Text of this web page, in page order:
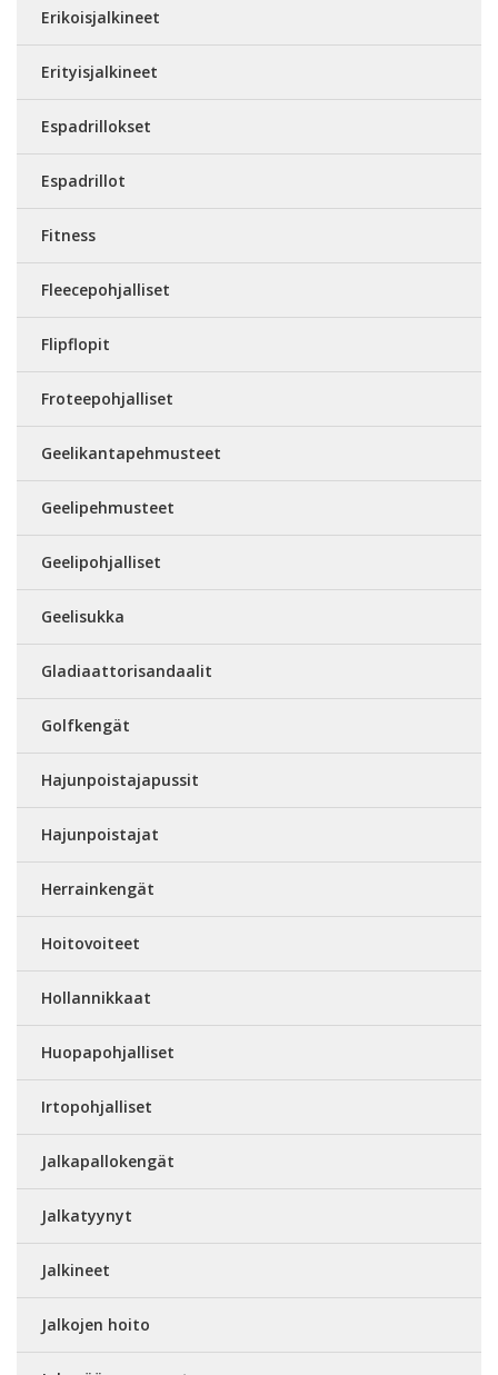
Erikoisjalkineet
Erityisjalkineet
Espadrillokset
Espadrillot
Fitness
Fleecepohjalliset
Flipflopit
Froteepohjalliset
Geelikantapehmusteet
Geelipehmusteet
Geelipohjalliset
Geelisukka
Gladiaattorisandaalit
Golfkengät
Hajunpoistajapussit
Hajunpoistajat
Herrainkengät
Hoitovoiteet
Hollannikkaat
Huopapohjalliset
Irtopohjalliset
Jalkapallokengät
Jalkatyynyt
Jalkineet
Jalkojen hoito